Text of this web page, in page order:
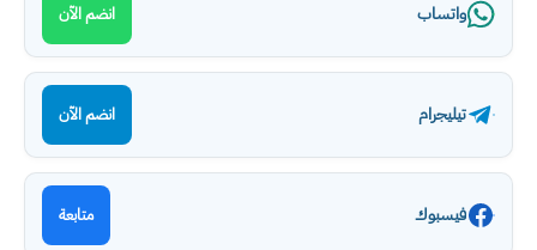
واتساب انضم الآن
تيليجرام انضم الآن
فيسبوك متابعة